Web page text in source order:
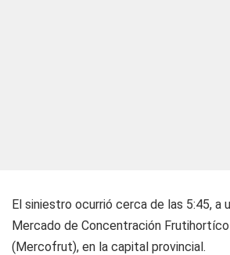
El siniestro ocurrió cerca de las 5:45, a
Mercado de Concentración
(Mercofrut), en la capital provincial.